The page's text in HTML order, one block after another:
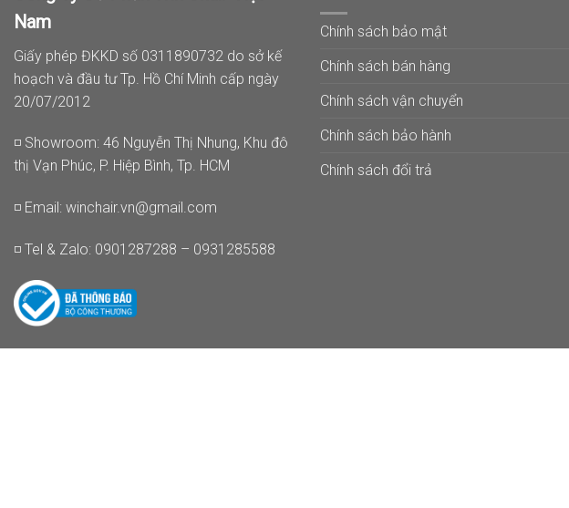
Nam
Giấy phép ĐKKD số 0311890732 do sở kế
hoạch và đầu tư Tp. Hồ Chí Minh cấp ngày
20/07/2012
◽ Showroom: 46 Nguyễn Thị Nhung, Khu đô
thị Vạn Phúc, P. Hiệp Bình, Tp. HCM
◽ Email: winchair.vn@gmail.com
◽ Tel & Zalo: 0901287288 – 0931285588
Chính sách bảo mật
Chính sách bán hàng
Chính sách vận chuyển
Chính sách bảo hành
Chính sách đổi trả